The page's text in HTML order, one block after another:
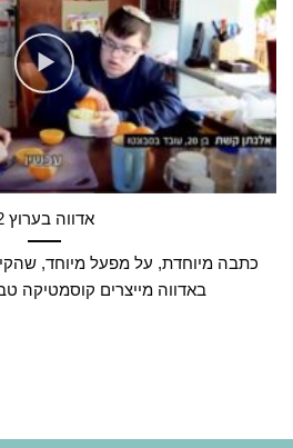
אדווה בערוץ 2
כתבה מיוחדת, על מפעל מיוחד,
באדווה מייצרים קוסמטיקה